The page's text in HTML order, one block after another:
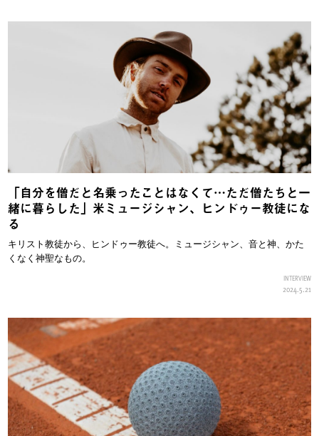
「自分を僧だと名乗ったことはなくて…ただ僧たちと一
緒に暮らした」米ミュージシャン、ヒンドゥー教徒にな
る
キリスト教徒から、ヒンドゥー教徒へ。ミュージシャン、音と神、かた
くなく神聖なもの。
INTERVIEW
2024.5.21